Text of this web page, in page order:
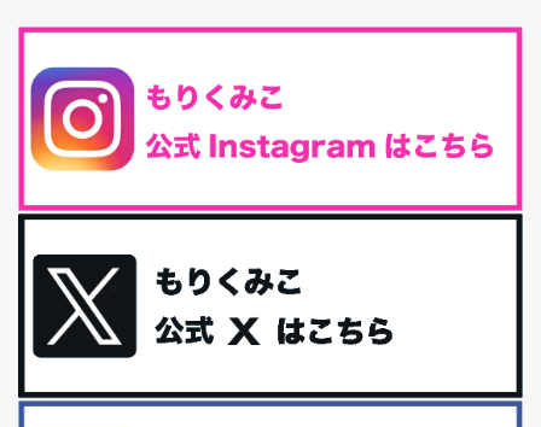
最近、グラノーラ迷子になっていた私です。が、と〜〜〜っても美
味しくて栄養たっぷりのグラノーラを発...
腸活は「食事」だけだと思っていませんか？私の腸活完全版！
腸内環境を整えることは、健康維持の中でいっちばん大事！だと私
に髪と爪が丈夫になった気がする。炭酸...
体に優しい、私のふるさと納税５選。
今回は、最近毎回定期的に購入している「楽天ふるさと納税」の返
礼品トップ５を紹介します。今までいろ...
更年期を穏やかに乗りきるために今できる５つのこと。